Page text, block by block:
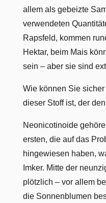
allem als gebeizte
verwendeten
Rapsfeld, kommen
Hektar, beim Mais
sein – aber sie sind
Wie können Sie
dieser Stoff ist, der
Neonicotinoide
ersten, die auf das
hingewiesen haben,
Imker. Mitte der
plötzlich – vor allem
die Sonnenblumen